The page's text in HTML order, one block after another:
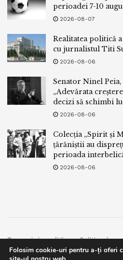
perioadei 7-10
2026-08-07
Realitatea politică
cu jurnalistul Titi
2026-08-06
Senator Ninel
„Adevărata
decizi să schimbi
2026-08-06
Colecția „Spirit și
țărăniștii au
perioada
2026-08-06
Termeni si conditii
Politica de
Facebook
Contact
Folosim cookie-uri pentru a-ți oferi